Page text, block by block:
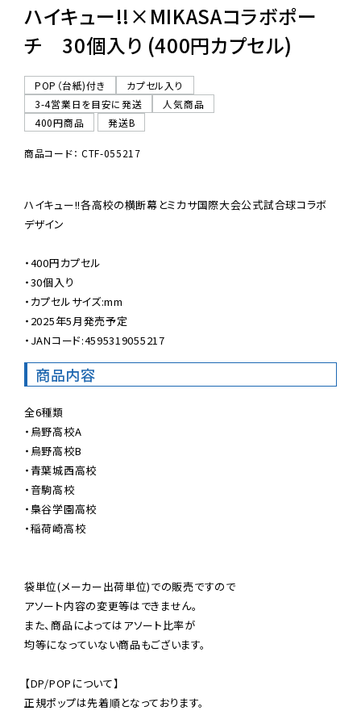
06-6282-7659
ハイキュー!!×MIKASAコラボポー
チ 30個入り (400円カプセル)
POP（台紙)付き
カプセル入り
3-4営業日を目安に発送
人気商品
400円商品
発送B
商品コード： CTF-055217
ハイキュー!!各高校の横断幕とミカサ国際大会公式試合球コラボ
デザイン
・400円カプセル
・30個入り
・カプセルサイズ:mm
・2025年5月発売予定
・JANコード:4595319055217
商品内容
全6種類
・烏野高校A
・烏野高校B
・青葉城西高校
・音駒高校
・梟谷学園高校
・稲荷崎高校
袋単位(メーカー出荷単位)での販売ですので
アソート内容の変更等はできません。
また、商品によってはアソート比率が
均等になっていない商品もございます。
【DP/POPについて】
正規ポップは先着順となっております。